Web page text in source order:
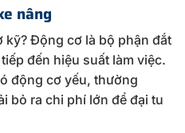
nâng
kỹ? Động cơ là bộ phận đắt
đến hiệu suất làm việc.
động cơ yếu, thường
bỏ ra chi phí lớn để đại tu